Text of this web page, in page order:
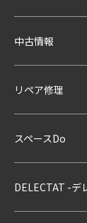
中古情報
リペア修理
スペースDo
DELECTAT -デ